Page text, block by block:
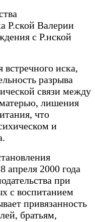
Р.ской Валерии
с Р.нской
встречного иска,
разрыва
связи между
лишения
что
и
2000 года
при
с воспитанием
привязанность
братьям,